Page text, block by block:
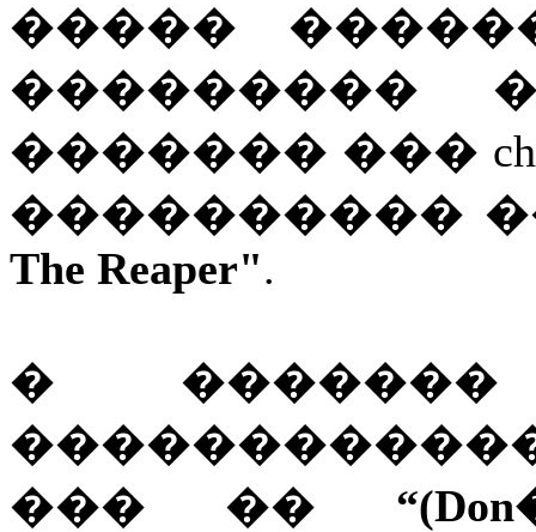
�����
���������
������� ���
����������
The Reaper".
�
��� ��